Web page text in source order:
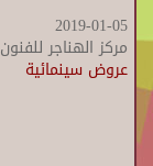
2019-01-05
مركز الهناجر للفنون
عروض سينمائية